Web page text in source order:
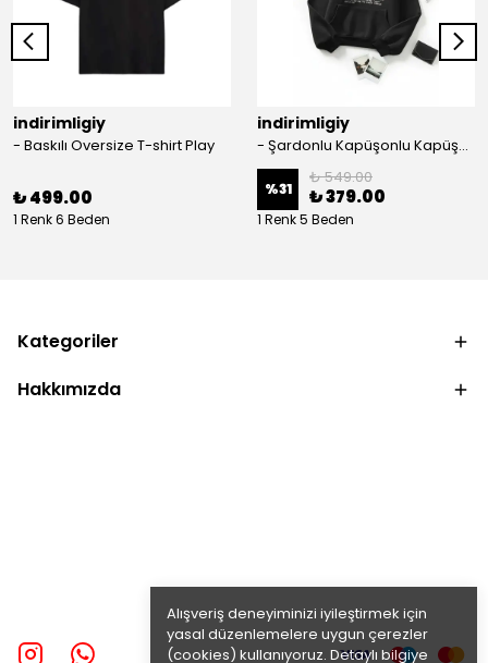
Alışveriş deneyiminizi iyileştirmek için
yasal düzenlemelere uygun çerezler
(cookies) kullanıyoruz. Detaylı bilgiye
indirimligiy
- Baskılı Oversize T-shirt Play
₺ 499.00
1 Renk 6 Beden
indirimligiy
- Şardonlu Kapüşonlu Kapüşonlu Kanguru Cep Oversize Lastik Paça Sweatshirt Takimi
%31
₺ 549.00
₺ 379.00
1 Renk 5 Beden
Kategoriler
Hakkımızda